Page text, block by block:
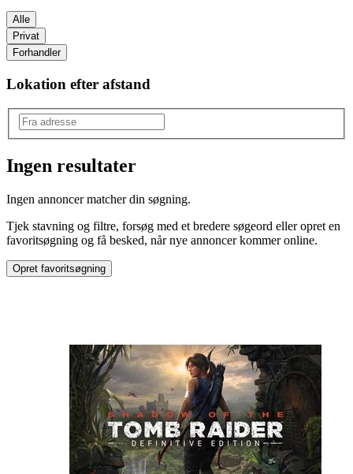
Alle
Privat
Forhandler
Lokation efter afstand
PlayStation
Model:
PS3
Ingen resultater
Ingen annoncer matcher din søgning.
Tjek stavning og filtre, forsøg med et bredere søgeord eller opret en
favoritsøgning og få besked, når nye annoncer kommer online.
Opret favoritsøgning